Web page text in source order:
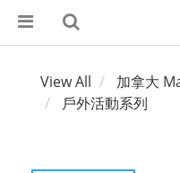
View All
加拿大
戶外活動系列